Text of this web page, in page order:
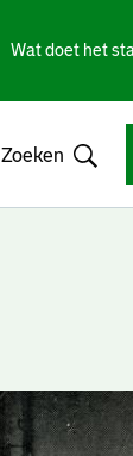
Wat doet het
Zoeken